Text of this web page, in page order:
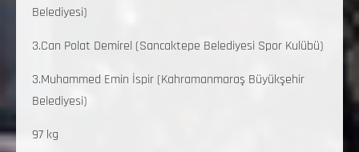
Belediyesi)
3.Can Polat Demirel (Sancaktepe Belediyesi Spor Kulübü)
3.Muhammed Emin İspir (Kahramanmaraş Büyükşehir
Belediyesi)
97 kg